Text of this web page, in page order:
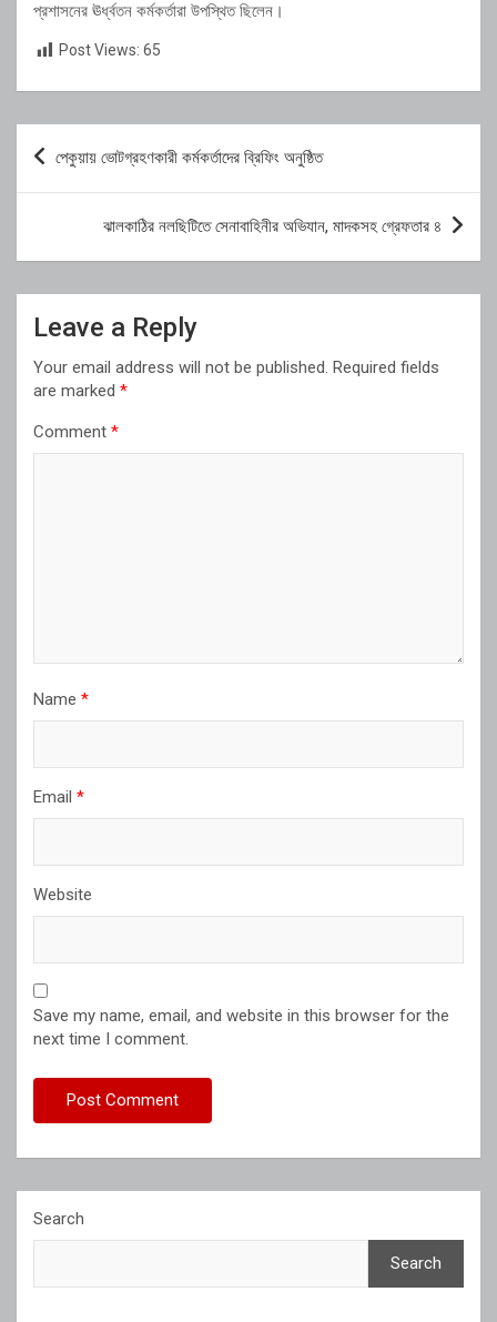
প্রশাসনের ঊর্ধ্বতন কর্মকর্তারা উপস্থিত ছিলেন।
Post Views: 65
Post
navigation
পেকুয়ায় ভোটগ্রহণকারী কর্মকর্তাদের ব্রিফিং অনুষ্ঠিত
ঝালকাঠির নলছিটিতে সেনাবাহিনীর অভিযান, মাদকসহ গ্রেফতার ৪
Leave a Reply
Your email address will not be published. Required fields
are marked *
Comment *
Name *
Email *
Website
Save my name, email, and website in this browser for the
next time I comment.
Search
Search